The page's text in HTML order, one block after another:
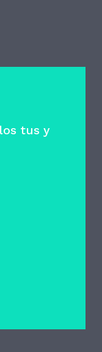
tus y